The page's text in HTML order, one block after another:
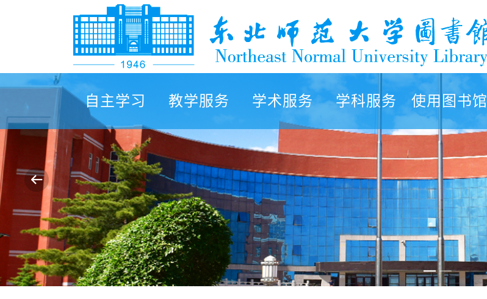
自主学习 教学服务 学术服务 学科服务 使用图书馆